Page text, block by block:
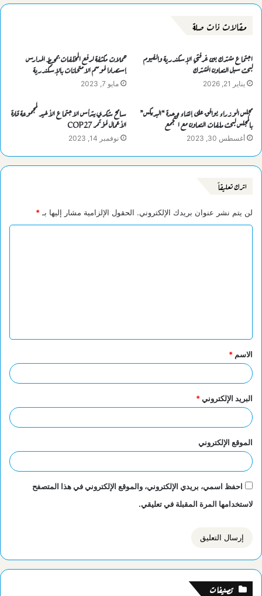
مقالات ذات صلة
اجتماع مشترك بين غرفتي الإسكندرية والفيوم
لبحث سبل التعاون المشترك
يناير 21, 2026
حملات مكثفة لرفع المخلفات بمحيط المدارس
إستعدادا لموسم الامتحانات بالإسكندرية
مايو 7, 2023
مجلس الوزراء يوافق على إنشاء وحدة “البريكس”
بالمجلس لبحث ملفات التعاون مع التجمع
أغسطس 30, 2023
سامح شكري يترأس الاجتماع الأخير لمجموعة قادة
الأعمال لمؤتمر COP27
نوفمبر 14, 2023
اترك تعليقاً
لن يتم نشر عنوان بريدك الإلكتروني. الحقول الإلزامية مشار إليها بـ *
ق
*
الاسم *
البريد الإلكتروني*
الموقع الإلكتروني
احفظ اسمي، بريدي الإلكتروني، والموقع الإلكتروني في هذا المتصفح
لاستخدامها المرة المقبلة في تعليقي.
تصنيفات